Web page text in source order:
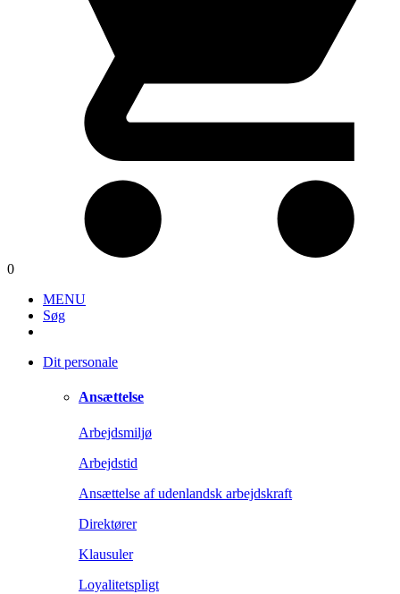
0
MENU
Søg
Dit personale
Ansættelse
Arbejdsmiljø
Arbejdstid
Ansættelse af udenlandsk arbejdskraft
Direktører
Klausuler
Loyalitetspligt